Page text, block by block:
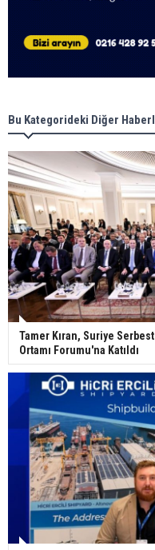
Bu Kategorideki Diğer
Tamer Kıran, Suriye
Ortamı Forumu'na Katıldı